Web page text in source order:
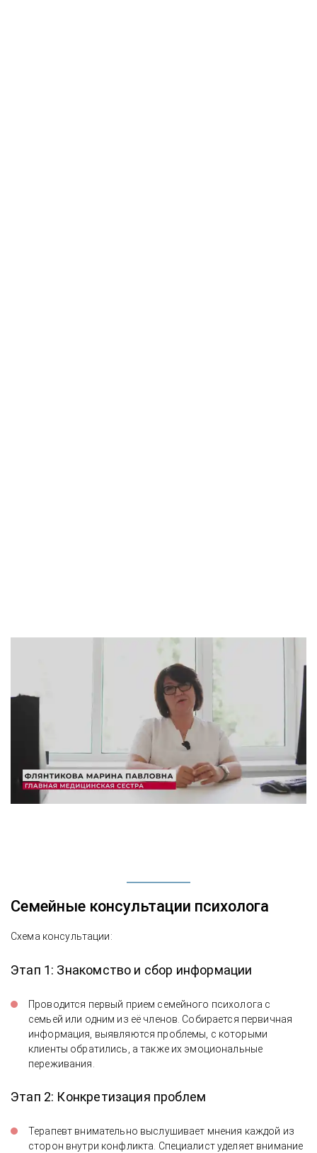
Семейные консультации психолога
Схема консультации:
Этап 1: Знакомство и сбор информации
Проводится первый прием семейного психолога с
семьей или одним из её членов. Собирается первичная
информация, выявляются проблемы, с которыми
клиенты обратились, а также их эмоциональные
переживания.
Этап 2: Конкретизация проблем
Терапевт внимательно выслушивает мнения каждой из
сторон внутри конфликта. Специалист уделяет внимание